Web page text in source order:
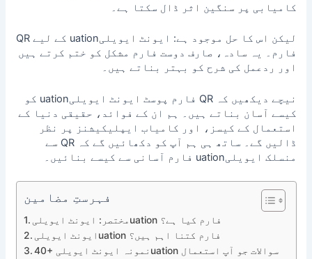
کامیابی پر سنگین اثر ڈال سکتا ہے۔
لیکن اس کا حل موجود ہے: ایونٹ ایویلیuation کے لیے QR
فارم۔ یہ سادہ، صارف دوست فارم مشکل کو ختم کرتے ہیں
اور ردعمل کی شرح کو بہتر بناتے ہیں۔
نیچے دیکھیں کہ QR فارم پوسٹ ایونٹ ایویلیuation کو
کیسے آسان بناتے ہیں۔ ہم ان کے فوائد، حقیقی دنیا کے
استعمال کے کیسز، اور کامیاب ایپلیکیشنز پر نظر
ڈالیں گے۔ ساتھ ہی ہم آپ کو دکھائیں گے کہ QR سے
منسلک ایویلیuation فارم آسانی سے کیسے بنائیں۔
فہرستِ مضامین
مختصر: ایونٹ ایویلیuation فارم کیا ہے؟
ایونٹ ایویلیuation فارم کتنا اہم ہیں؟
40+ نمونہ ایونٹ ایویلیuation سوالات جو آپ استعمال